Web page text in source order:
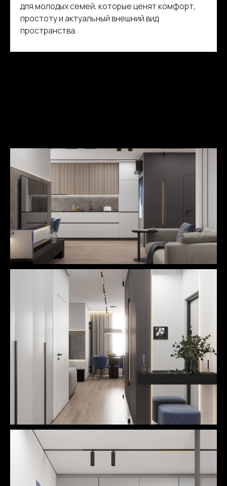
для молодых семей, которые ценят комфорт,
простоту и актуальный внешний вид
пространства.